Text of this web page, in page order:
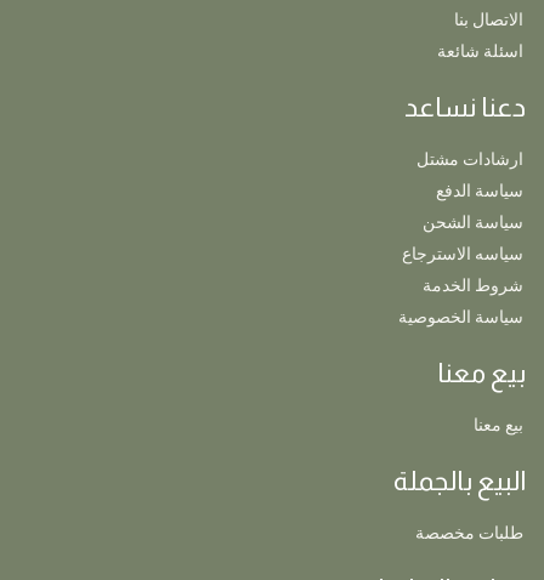
الاتصال بنا
اسئلة شائعة
دعنا نساعد
ارشادات مشتل
سياسة الدفع
سياسة الشحن
سياسه الاسترجاع
شروط الخدمة
سياسة الخصوصية
بيع معنا
بيع معنا
البيع بالجملة
طلبات مخصصة